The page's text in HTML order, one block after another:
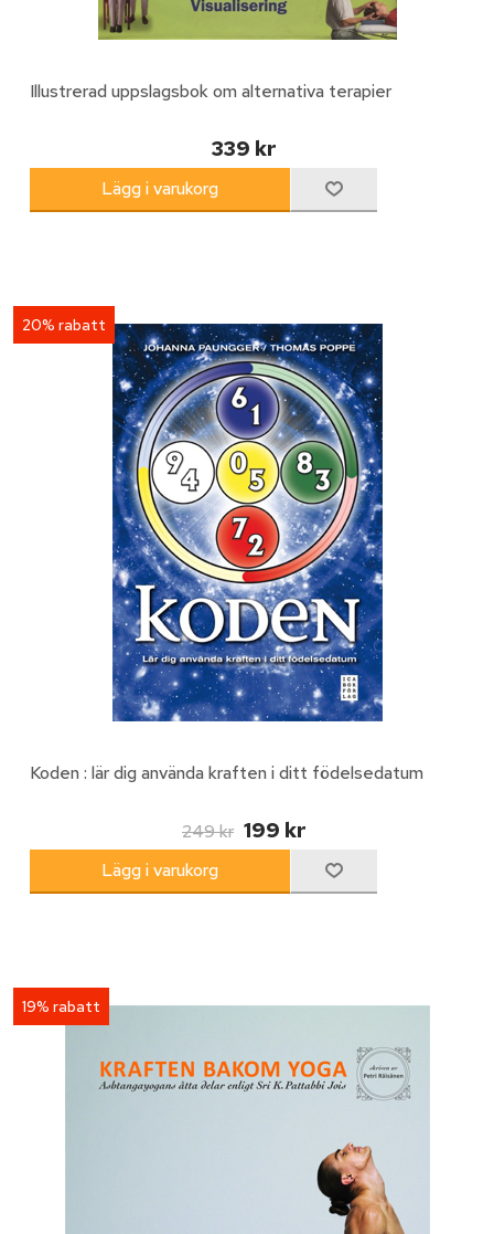
Illustrerad uppslagsbok om alternativa terapier
339 kr
20% rabatt
Koden : lär dig använda kraften i ditt födelsedatum
249 kr 199 kr
19% rabatt